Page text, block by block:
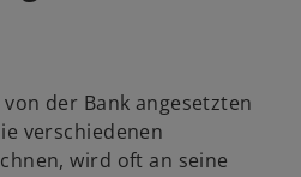
der Bank angesetzten
verschiedenen
wird oft an seine